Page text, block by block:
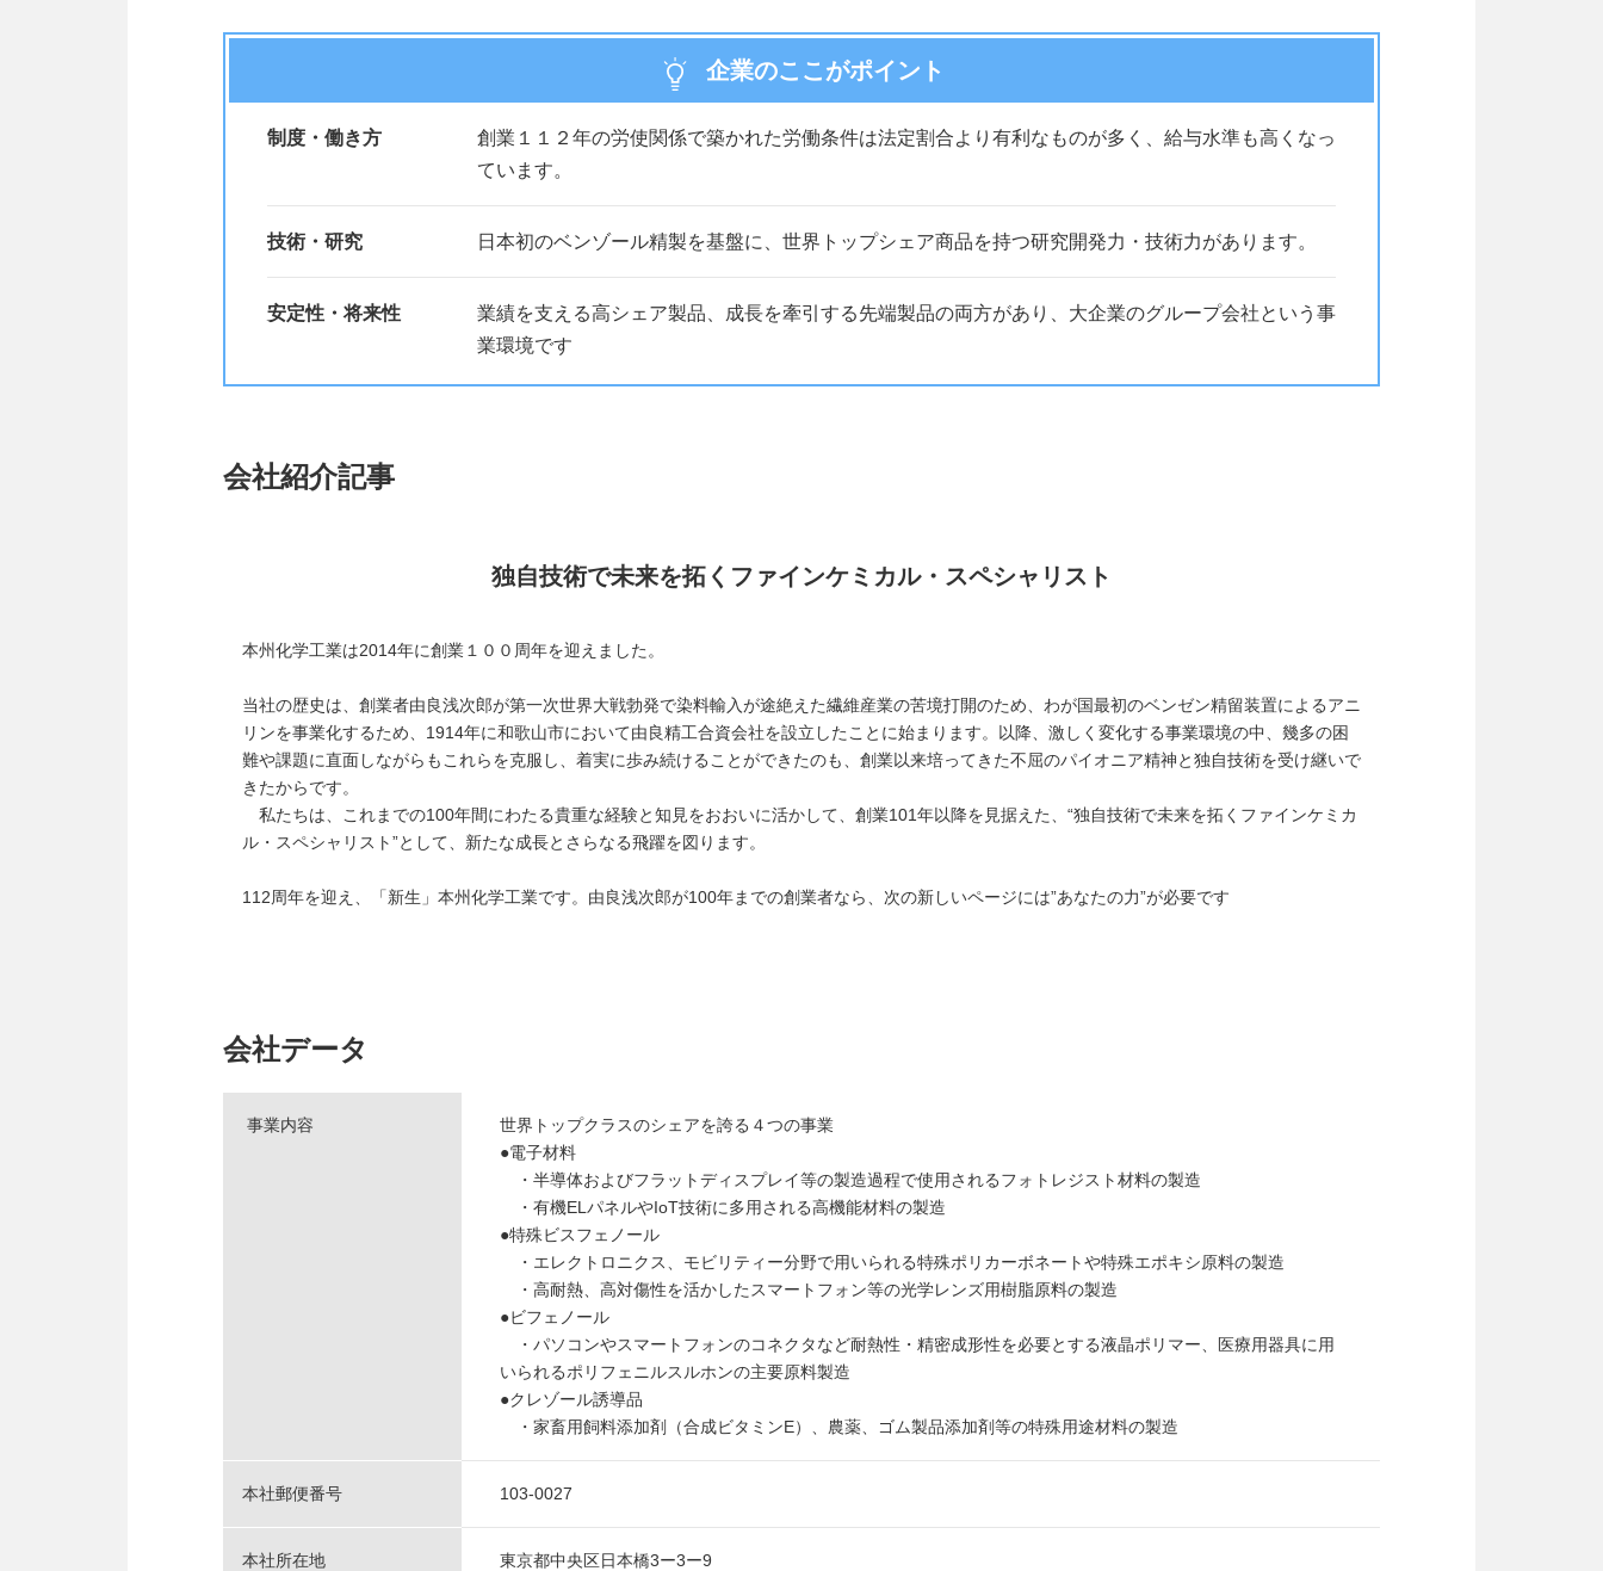
企業のここがポイント
制度・働き方
創業１１２年の労使関係で築かれた労働条件は法定割合より有利なものが多く、給与水準も高くなっ
ています。
技術・研究 日本初のベンゾール精製を基盤に、世界トップシェア商品を持つ研究開発力・技術力があります。
安定性・将来性
業績を支える高シェア製品、成長を牽引する先端製品の両方があり、大企業のグループ会社という事
業環境です
会社紹介記事
独自技術で未来を拓くファインケミカル・スペシャリスト
本州化学工業は2014年に創業１００周年を迎えました。
当社の歴史は、創業者由良浅次郎が第一次世界大戦勃発で染料輸入が途絶えた繊維産業の苦境打開のため、わが国最初のベンゼン精留装置によるアニ
リンを事業化するため、1914年に和歌山市において由良精工合資会社を設立したことに始まります。以降、激しく変化する事業環境の中、幾多の困
難や課題に直面しながらもこれらを克服し、着実に歩み続けることができたのも、創業以来培ってきた不屈のパイオニア精神と独自技術を受け継いで
きたからです。
私たちは、これまでの100年間にわたる貴重な経験と知見をおおいに活かして、創業101年以降を見据えた、“独自技術で未来を拓くファインケミカ
ル・スペシャリスト”として、新たな成長とさらなる飛躍を図ります。
112周年を迎え、「新生」本州化学工業です。由良浅次郎が100年までの創業者なら、次の新しいページには”あなたの力”が必要です
会社データ
事業内容
世界トップクラスのシェアを誇る４つの事業
●電子材料
・半導体およびフラットディスプレイ等の製造過程で使用されるフォトレジスト材料の製造
・有機ELパネルやIoT技術に多用される高機能材料の製造
●特殊ビスフェノール
・エレクトロニクス、モビリティー分野で用いられる特殊ポリカーボネートや特殊エポキシ原料の製造
・高耐熱、高対傷性を活かしたスマートフォン等の光学レンズ用樹脂原料の製造
●ビフェノール
・パソコンやスマートフォンのコネクタなど耐熱性・精密成形性を必要とする液晶ポリマー、医療用器具に用
いられるポリフェニルスルホンの主要原料製造
●クレゾール誘導品
・家畜用飼料添加剤（合成ビタミンE）、農薬、ゴム製品添加剤等の特殊用途材料の製造
本社郵便番号 103-0027
本社所在地 東京都中央区日本橋3ー3ー9